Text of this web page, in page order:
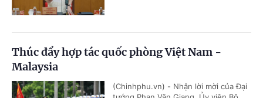
Thúc đẩy hợp tác quốc phòng Việt Nam -
Malaysia
(Chinhphu.vn) - Nhận lời mời của Đại